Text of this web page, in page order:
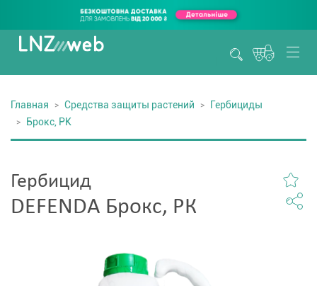
Главная Средства защиты растений
Гербициды
Брокс, РК
Гербицид
DEFENDA Брокс, РК